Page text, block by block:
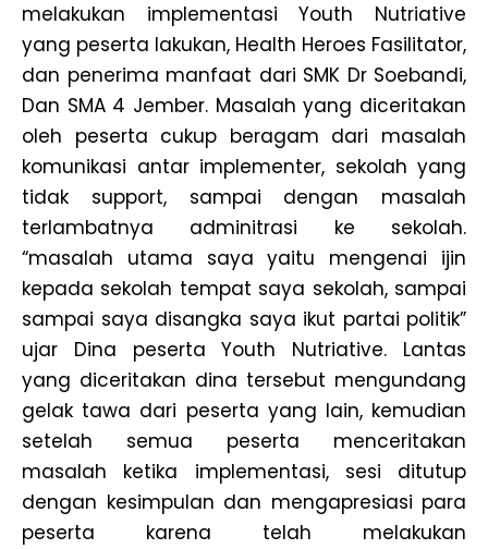
melakukan implementasi Youth Nutriative
yang peserta lakukan, Health Heroes Fasilitator,
dan penerima manfaat dari SMK Dr Soebandi,
Dan SMA 4 Jember. Masalah yang diceritakan
oleh peserta cukup beragam dari masalah
komunikasi antar implementer, sekolah yang
tidak support, sampai dengan masalah
terlambatnya adminitrasi ke sekolah.
“masalah utama saya yaitu mengenai ijin
kepada sekolah tempat saya sekolah, sampai
sampai saya disangka saya ikut partai politik”
ujar Dina peserta Youth Nutriative. Lantas
yang diceritakan dina tersebut mengundang
gelak tawa dari peserta yang lain, kemudian
setelah semua peserta menceritakan
masalah ketika implementasi, sesi ditutup
dengan kesimpulan dan mengapresiasi para
peserta karena telah melakukan